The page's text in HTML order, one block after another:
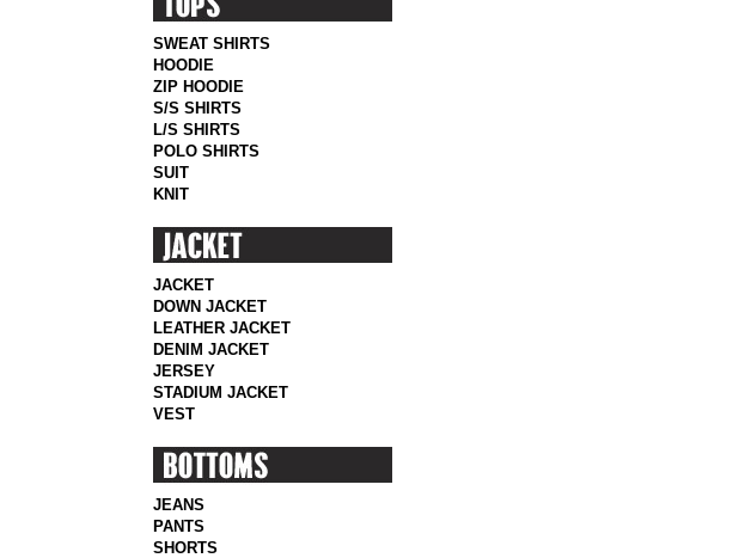
SWEAT SHIRTS
HOODIE
ZIP HOODIE
S/S SHIRTS
L/S SHIRTS
POLO SHIRTS
SUIT
KNIT
JACKET
DOWN JACKET
LEATHER JACKET
DENIM JACKET
JERSEY
STADIUM JACKET
VEST
JEANS
PANTS
SHORTS